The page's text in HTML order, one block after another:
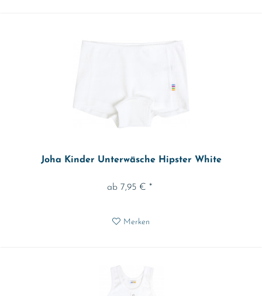
Joha Kinder Unterwäsche Hipster White
ab 7,95 € *
Merken